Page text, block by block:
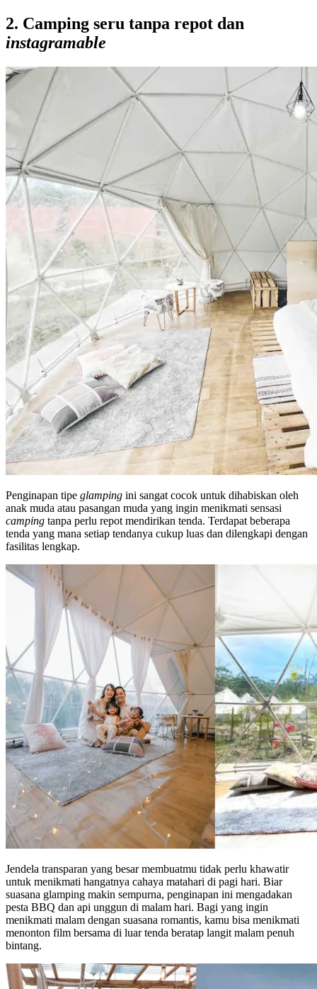
2. Camping seru tanpa repot dan
instagramable
Penginapan tipe glamping ini sangat cocok untuk dihabiskan oleh
anak muda atau pasangan muda yang ingin menikmati sensasi
camping tanpa perlu repot mendirikan tenda. Terdapat beberapa
tenda yang mana setiap tendanya cukup luas dan dilengkapi dengan
fasilitas lengkap.
Jendela transparan yang besar membuatmu tidak perlu khawatir
untuk menikmati hangatnya cahaya matahari di pagi hari. Biar
suasana glamping makin sempurna, penginapan ini mengadakan
pesta BBQ dan api unggun di malam hari. Bagi yang ingin
menikmati malam dengan suasana romantis, kamu bisa menikmati
menonton film bersama di luar tenda beratap langit malam penuh
bintang.